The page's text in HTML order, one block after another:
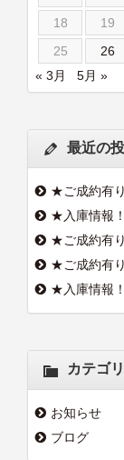
18
19
25
26
« 3月
5月 »
最近の
★ご成約有
★入庫情報
★ご成約有
★ご成約有
★入庫情報
カテゴ
お知らせ
ブログ